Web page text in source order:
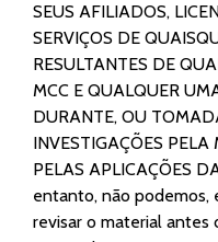
SEUS AFILIADOS,
SERVIÇOS DE
RESULTANTES DE
MCC E QUALQUER
DURANTE, OU
INVESTIGAÇÕES PELA
PELAS APLICAÇÕES
entanto, não podemos,
revisar o material antes